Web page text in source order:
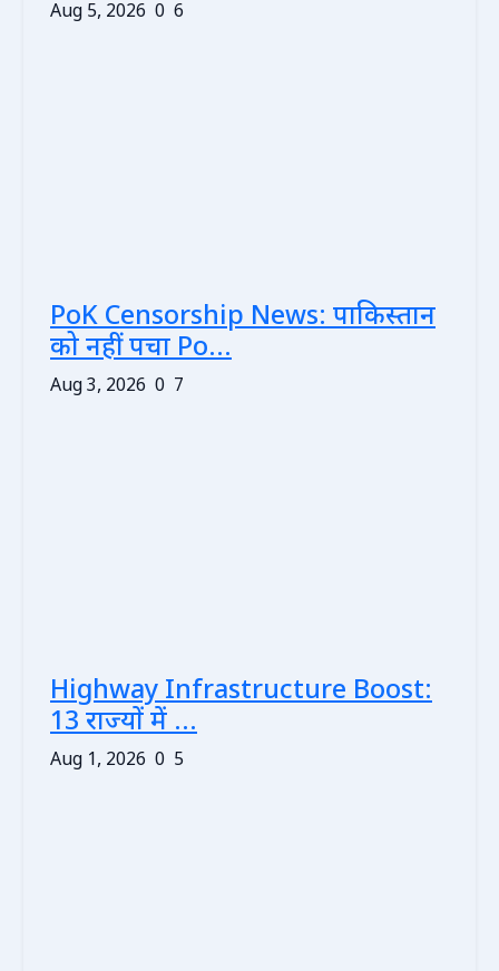
Aug 5, 2026 0 6
PoK Censorship News: पाकिस्तान
को नहीं पचा Po...
Aug 3, 2026 0 7
Highway Infrastructure Boost:
13 राज्यों में ...
Aug 1, 2026 0 5